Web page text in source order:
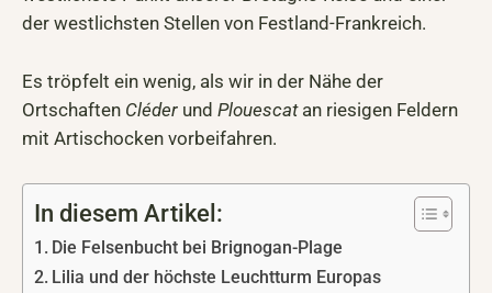
der westlichsten Stellen von Festland-Frankreich.
Es tröpfelt ein wenig, als wir in der Nähe der
Ortschaften Cléder und Plouescatan riesigen Feldern
mit Artischocken vorbeifahren.
In diesem Artikel:
Die Felsenbucht bei Brignogan-Plage
Lilia und der höchste Leuchtturm Europas